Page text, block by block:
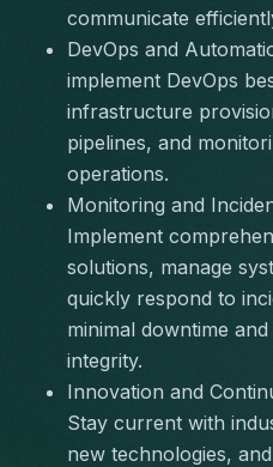
communicate
DevOps and
implement DevOps
infrastructure
pipelines, and
operations.
Monitoring and
Implement
solutions, manage
quickly respond to
minimal downtime
integrity.
Innovation and
Stay current with
new technologies,